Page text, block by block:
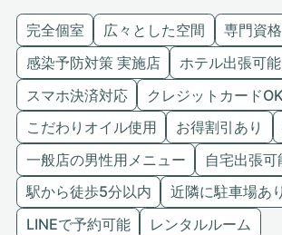
完全個室 広々とした空間
専門資
感染予防対策 実施店
ホテル出張可能
スマホ決済対応
クレジットカードOK
こだわりオイル使用
お得割引あり
一般店の男性用メニュー
自宅出張可
駅から徒歩5分以内
近隣に駐車場あり
LINEで予約可能
レンタルルーム